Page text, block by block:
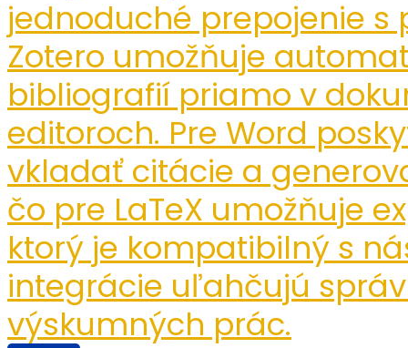
jednoduché prepojenie s
Zotero umožňuje
bibliografií priamo v
editoroch. Pre Word
vkladať citácie a
čo pre LaTeX umožňuje
ktorý je kompatibilný s
integrácie uľahčujú
výskumných prác.